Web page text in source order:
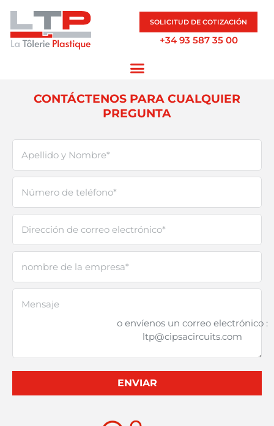
SOLICITUD DE COTIZACIÓN
+34 93 587 35 00
CONTÁCTENOS PARA CUALQUIER
PREGUNTA
ENVIAR
o envíenos un correo electrónico :
ltp@cipsacircuits.com